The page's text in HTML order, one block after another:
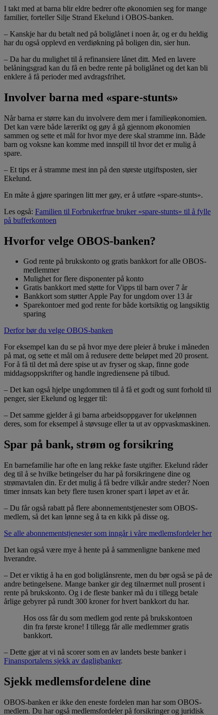
I takt med at barna blir eldre bedrer ofte økonomien seg for mange
familier, forteller Silje Strand Ekelund i OBOS-banken.
– Kanskje har du betalt ned på boliglånet i noen år, og er du heldig
har du også opplevd en verdiøkning på boligen din, sier hun.
– Da har du mulighet til å refinansiere lånet ditt. Med en lavere
belåningsgrad kan du få en bedre rente på boliglånet og det kan bli
enklere å få perioder med avdragsfrihet.
Involver barna med «spare-stunts»
Når barna er større kan du involvere dem mer i familieøkonomien.
Det kan være både lærerikt og gøy å gå gjennom økonomien
sammen og sette et mål for hvor mye dere skal stramme inn. Både
barn og voksne kan komme med innspill til hvor det er mulig å
spare.
– Et tips er å stramme mest inn på den største utgiftsposten, sier
Ekelund.
En måte å gjøre sparingen litt mer gøy, er å utføre «spare-stunts».
Les også: Familien til Forbrukerfrue bruker «spare-stunts» til å fylle
på bufferkontoen
Hvorfor velge OBOS-banken?
God rente på brukskonto og gratis bankkort for alle OBOS-
medlemmer
Mulighet for flere disponenter på konto
Gratis bankkort med støtte for Vipps til barn over 7 år
Bankkort som støtter Apple Pay for ungdom over 13 år
Sparekontoer med god rente for både kortsiktig og langsiktig
sparing
Derfor bør du velge OBOS-banken
For eksempel kan du se på hvor mye dere pleier å bruke i måneden
på mat, og sette et mål om å redusere dette beløpet med 20 prosent.
For å få til det må dere spise ut av fryser og skap, finne gode
middagsoppskrifter og handle ingrediensene på tilbud.
– Det kan også hjelpe ungdommen til å få et godt og sunt forhold til
penger, sier Ekelund og legger til:
– Det samme gjelder å gi barna arbeidsoppgaver for ukelønnen
deres, som for eksempel å støvsuge eller ta ut av oppvaskmaskinen.
Spar på bank, strøm og forsikring
En barnefamilie har ofte en lang rekke faste utgifter. Ekelund råder
deg til å se hvilke betingelser du har på forsikringene dine og
strømavtalen din. Er det mulig å få bedre vilkår andre steder? Noen
timer innsats kan bety flere tusen kroner spart i løpet av et år.
– Du får også rabatt på flere abonnementstjenester som OBOS-
medlem, så det kan lønne seg å ta en kikk på disse og.
Se alle abonnementstjenester som inngår i våre medlemsfordeler her
Det kan også være mye å hente på å sammenligne bankene med
hverandre.
– Det er viktig å ha en god boliglånsrente, men du bør også se på de
andre betingelsene. Mange banker gir deg tilnærmet null prosent i
rente på brukskonto. Og i de fleste banker må du i tillegg betale
årlige gebyrer på rundt 300 kroner for hvert bankkort du har.
Hos oss får du som medlem god rente på brukskontoen
din fra første krone! I tillegg får alle medlemmer gratis
bankkort.
– Dette gjør at vi nå scorer som en av landets beste banker i
Finansportalens sjekk av dagligbanker.
Sjekk medlemsfordelene dine
OBOS-banken er ikke den eneste fordelen man har som OBOS-
medlem. Du har også medlemsfordeler på forsikringer og juridisk